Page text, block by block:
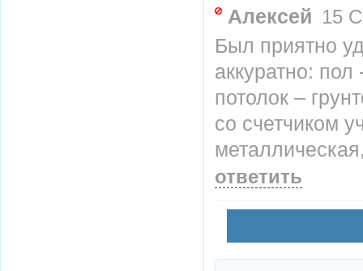
Алексей 15
Был приятно
аккуратно:
потолок –
со счетчиком
ответить